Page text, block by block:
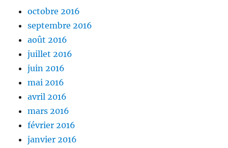
octobre 2016
septembre 2016
août 2016
juillet 2016
juin 2016
mai 2016
avril 2016
mars 2016
février 2016
janvier 2016